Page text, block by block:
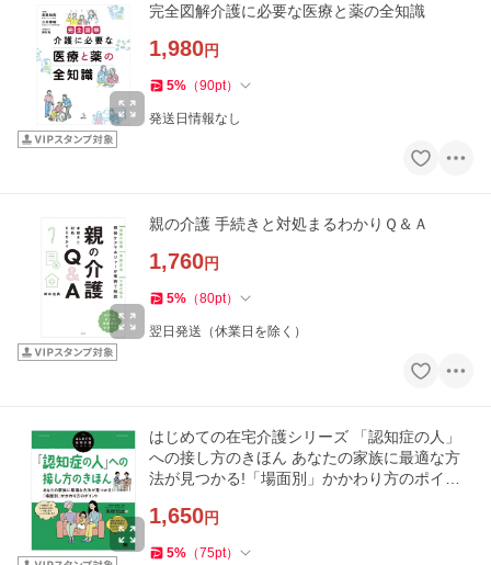
完全図解介護に必要な医療と薬の全知識
1,980円
5% （90pt）
発送日情報なし
親の介護 手続きと対処まるわかりＱ＆Ａ
1,760円
5% （80pt）
翌日発送（休業日を除く）
はじめての在宅介護シリーズ 「認知症の人」
への接し方のきほん あなたの家族に最適な方
法が見つかる!「場面別」かかわり方のポイン
1,650円
5% （75pt）